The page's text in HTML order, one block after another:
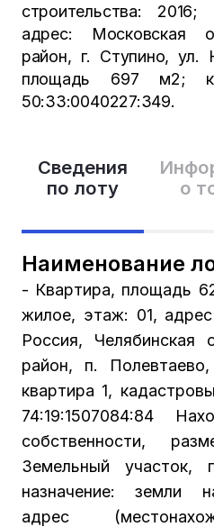
Сведения
по лоту
о
Наименование
- Квартира, площадь
жилое, этаж: 01,
Россия, Челябинская
район, п.
квартира 1,
74:19:1507084:84
собственности,
Земельный
назначение: земли
адрес
строительства: 2016;
адрес: Московская
район, г. Ступино, ул.
площадь 697 м2;
50:33:0040227:349.